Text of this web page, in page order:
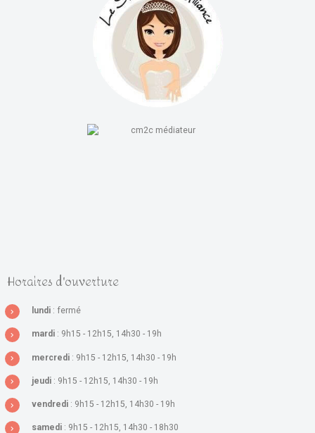
Horaires d'ouverture
lundi : fermé
mardi : 9h15 - 12h15, 14h30 - 19h
mercredi : 9h15 - 12h15, 14h30 - 19h
jeudi : 9h15 - 12h15, 14h30 - 19h
vendredi : 9h15 - 12h15, 14h30 - 19h
samedi : 9h15 - 12h15, 14h30 - 18h30